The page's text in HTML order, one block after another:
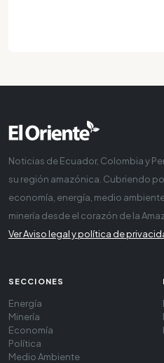
Noticias de Ecuador, Colombia y
su región amazónica. Cubriendo
economía, energía, medio
minería desde el corazón de la
Ver Aviso legal y política de
SECCIONES
Energía
Minería
Economía
Política
Medio Ambiente